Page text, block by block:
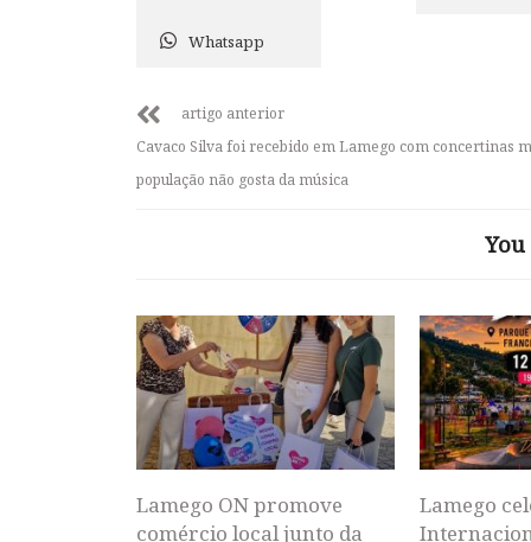
Whatsapp
artigo anterior
Cavaco Silva foi recebido em Lamego com concertinas
população não gosta da música
Lamego ON promove
comércio local junto da
Lamego